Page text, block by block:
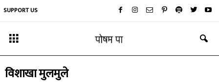
SUPPORT US
विशाखा मुलमुले